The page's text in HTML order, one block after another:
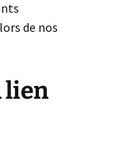
de nos
lien